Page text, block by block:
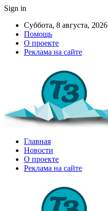
Sign in
Суббота, 8 августа, 2026
Помощь
О проекте
Реклама на сайте
Главная
Новости
О проекте
Реклама на сайте